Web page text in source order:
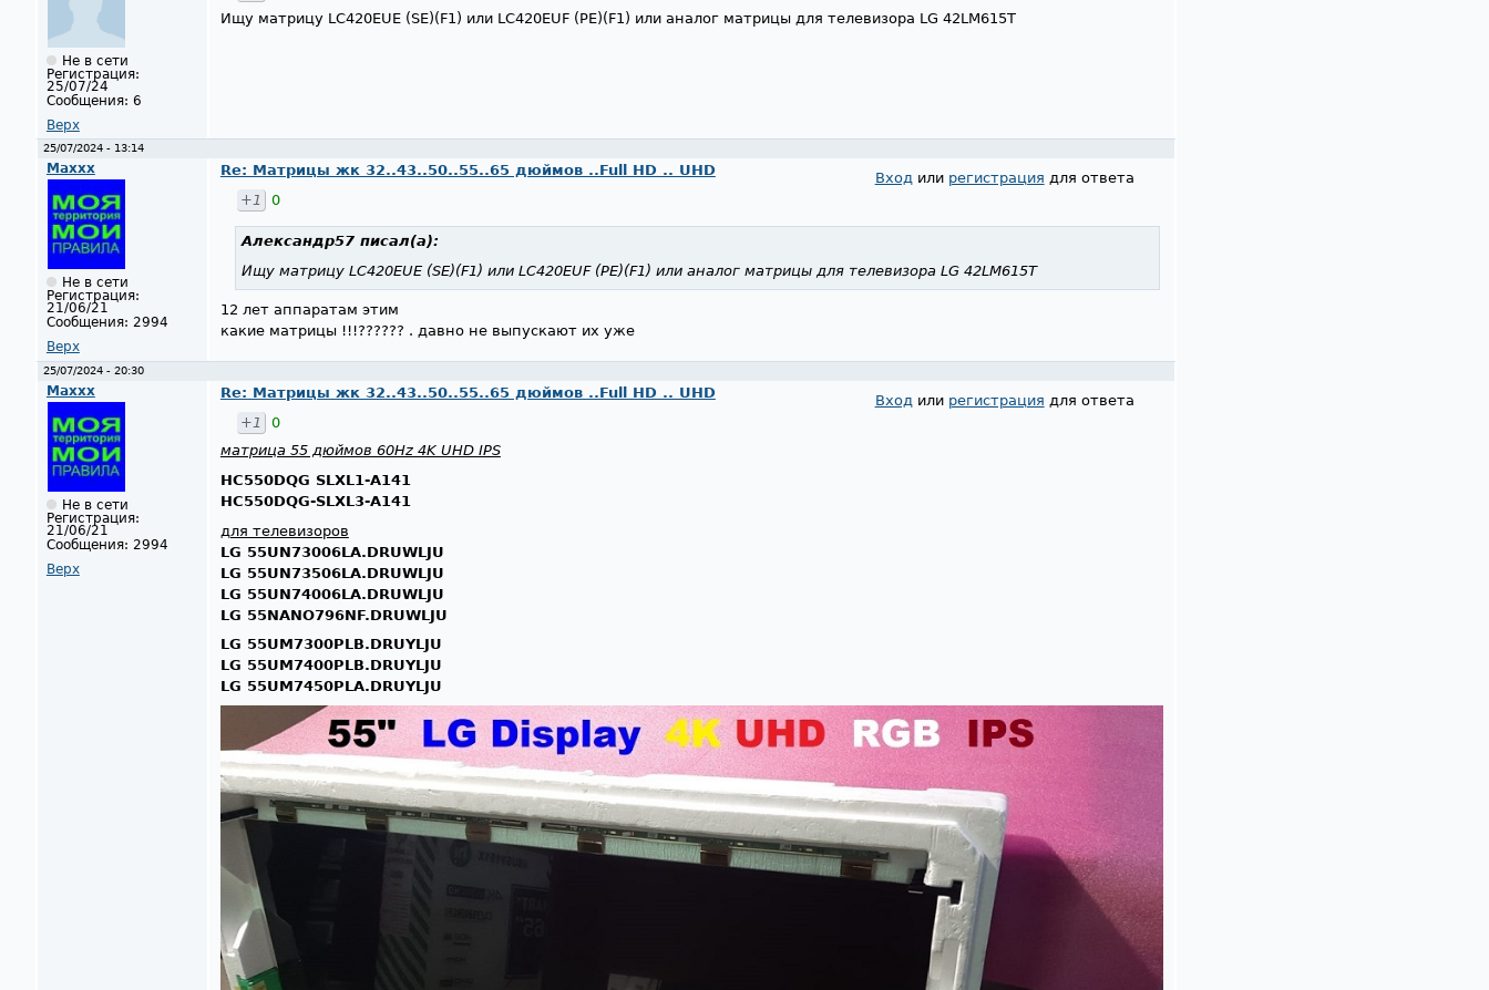
Не в сети
Регистрация:
25/07/24
Сообщения: 6
Верх
Ищу матрицу LC420EUE (SE)(F1) или LC420EUF (PE)(F1) или аналог матрицы для телевизора LG 42LM615T
25/07/2024 - 13:14
Maxxx
Не в сети
Регистрация:
21/06/21
Сообщения: 2994
Верх
Вход или регистрация для ответа
Re: Матрицы жк 32..43..50..55..65 дюймов ..Full HD .. UHD
+1
0
Александр57писал(а):
Ищу матрицу LC420EUE (SE)(F1) или LC420EUF (PE)(F1) или аналог матрицы для телевизора LG 42LM615T
12 лет аппаратам этим
какие матрицы !!!?????? . давно не выпускают их уже
25/07/2024 - 20:30
Maxxx
Не в сети
Регистрация:
21/06/21
Сообщения: 2994
Верх
Вход или регистрация для ответа
Re: Матрицы жк 32..43..50..55..65 дюймов ..Full HD .. UHD
+1
0
матрица 55 дюймов 60Hz 4K UHD IPS
HC550DQG SLXL1-A141
HC550DQG-SLXL3-A141
для телевизоров
LG 55UN73006LA.DRUWLJU
LG 55UN73506LA.DRUWLJU
LG 55UN74006LA.DRUWLJU
LG 55NANO796NF.DRUWLJU
LG 55UM7300PLB.DRUYLJU
LG 55UM7400PLB.DRUYLJU
LG 55UM7450PLA.DRUYLJU